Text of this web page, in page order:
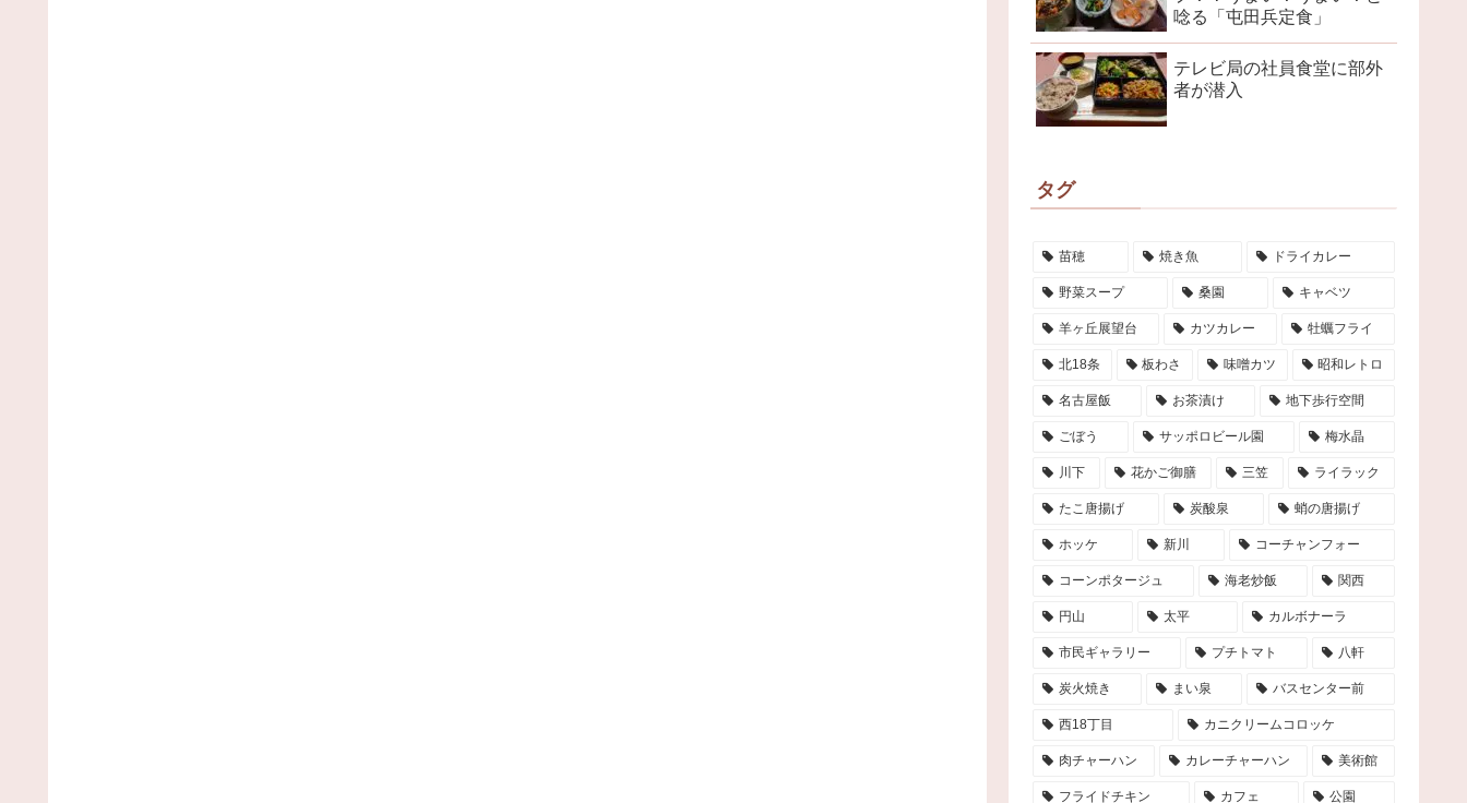
唸る「屯田兵定食」
テレビ局の社員食堂に部外
者が潜入
タグ
苗穂 焼き魚 ドライカレー
野菜スープ 桑園 キャベツ
羊ヶ丘展望台 カツカレー 牡蠣フライ
北18条 板わさ 味噌カツ 昭和レトロ
名古屋飯 お茶漬け 地下歩行空間
ごぼう サッポロビール園 梅水晶
川下 花かご御膳 三笠 ライラック
たこ唐揚げ 炭酸泉 蛸の唐揚げ
ホッケ 新川 コーチャンフォー
コーンポタージュ 海老炒飯 関西
円山 太平 カルボナーラ
市民ギャラリー プチトマト 八軒
炭火焼き まい泉 バスセンター前
西18丁目 カニクリームコロッケ
肉チャーハン カレーチャーハン 美術館
フライドチキン カフェ 公園